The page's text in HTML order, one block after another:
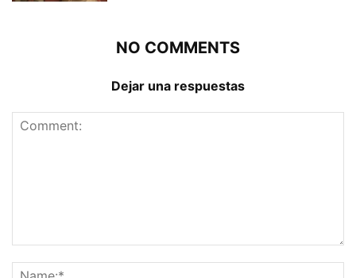
NO COMMENTS
Dejar una respuestas